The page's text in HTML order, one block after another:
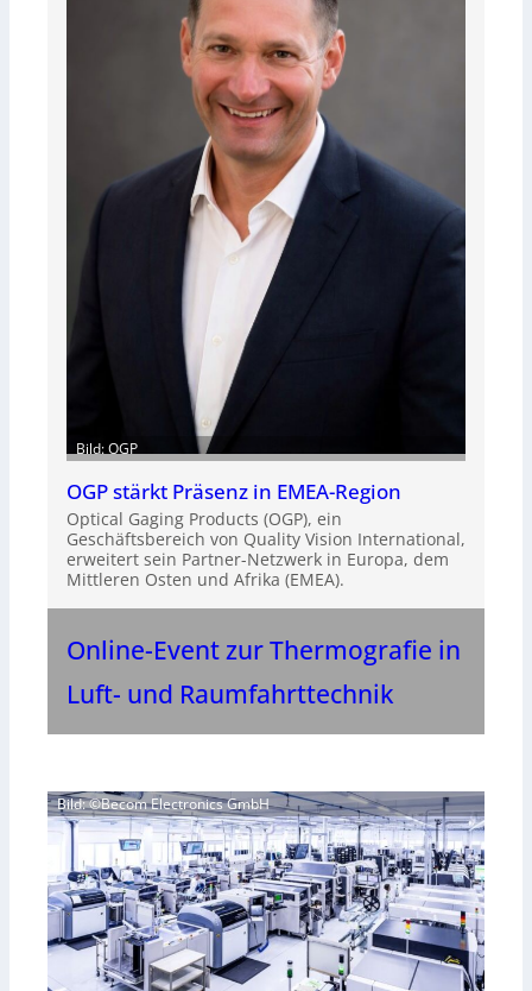
Bild: OGP
OGP stärkt Präsenz in EMEA-Region
Optical Gaging Products (OGP), ein
Geschäftsbereich von Quality Vision International,
erweitert sein Partner-Netzwerk in Europa, dem
Mittleren Osten und Afrika (EMEA).
Online-Event zur Thermografie in
Luft- und Raumfahrttechnik
Bild: ©Becom Electronics GmbH